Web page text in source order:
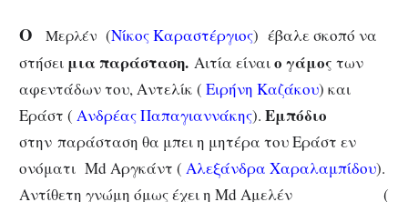
Ο Μερλέν (Νίκος Καραστέργιος) έβαλε σκοπό να
στήσει μια παράσταση. Αιτία είναιο γάμος των
αφεντάδων του, Αντελίκ ( Ειρήνη Καζάκου) και
Εράστ ( Ανδρέας Παπαγιαννάκης). Εμπόδιο
στην παράσταση θα μπει η μητέρα του Εράστ εν
ονόματι Md Αργκάντ ( Αλεξάνδρα Χαραλαμπίδου).
Αντίθετη γνώμη όμως έχει η Md Αμελέν (